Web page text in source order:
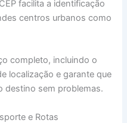
facilita a identificação
centros urbanos como
completo, incluindo o
localização e garante que
destino sem problemas.
e Rotas